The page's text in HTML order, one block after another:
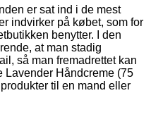
er sat ind i de mest
indvirker på købet, som for
benytter. I den
at man stadig
så man fremadrettet kan
Lavender Håndcreme (75
til en mand eller